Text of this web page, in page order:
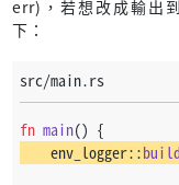
err)，若想改成輸出
下：
src/main.rs
fn main() {
    env_logger::